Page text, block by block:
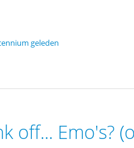
geleden
off... Emo's?